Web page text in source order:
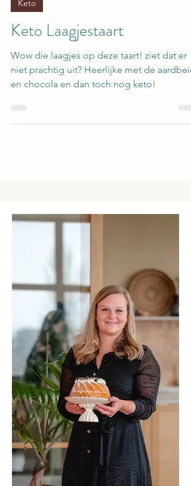
Keto
Keto Laagjestaart
Wow die laagjes op deze taart! ziet dat er
niet prachtig uit? Heerlijke met de
en chocola en dan toch nog keto!